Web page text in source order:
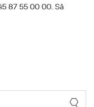
87 55 00 00. Så